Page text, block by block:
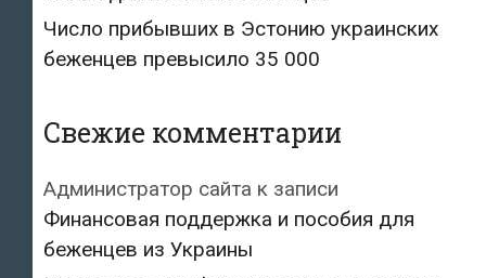
Число прибывших в Эстонию украинских
беженцев превысило 35 000
Свежие комментарии
Администратор сайта к записи
Финансовая поддержка и пособия для
беженцев из Украины